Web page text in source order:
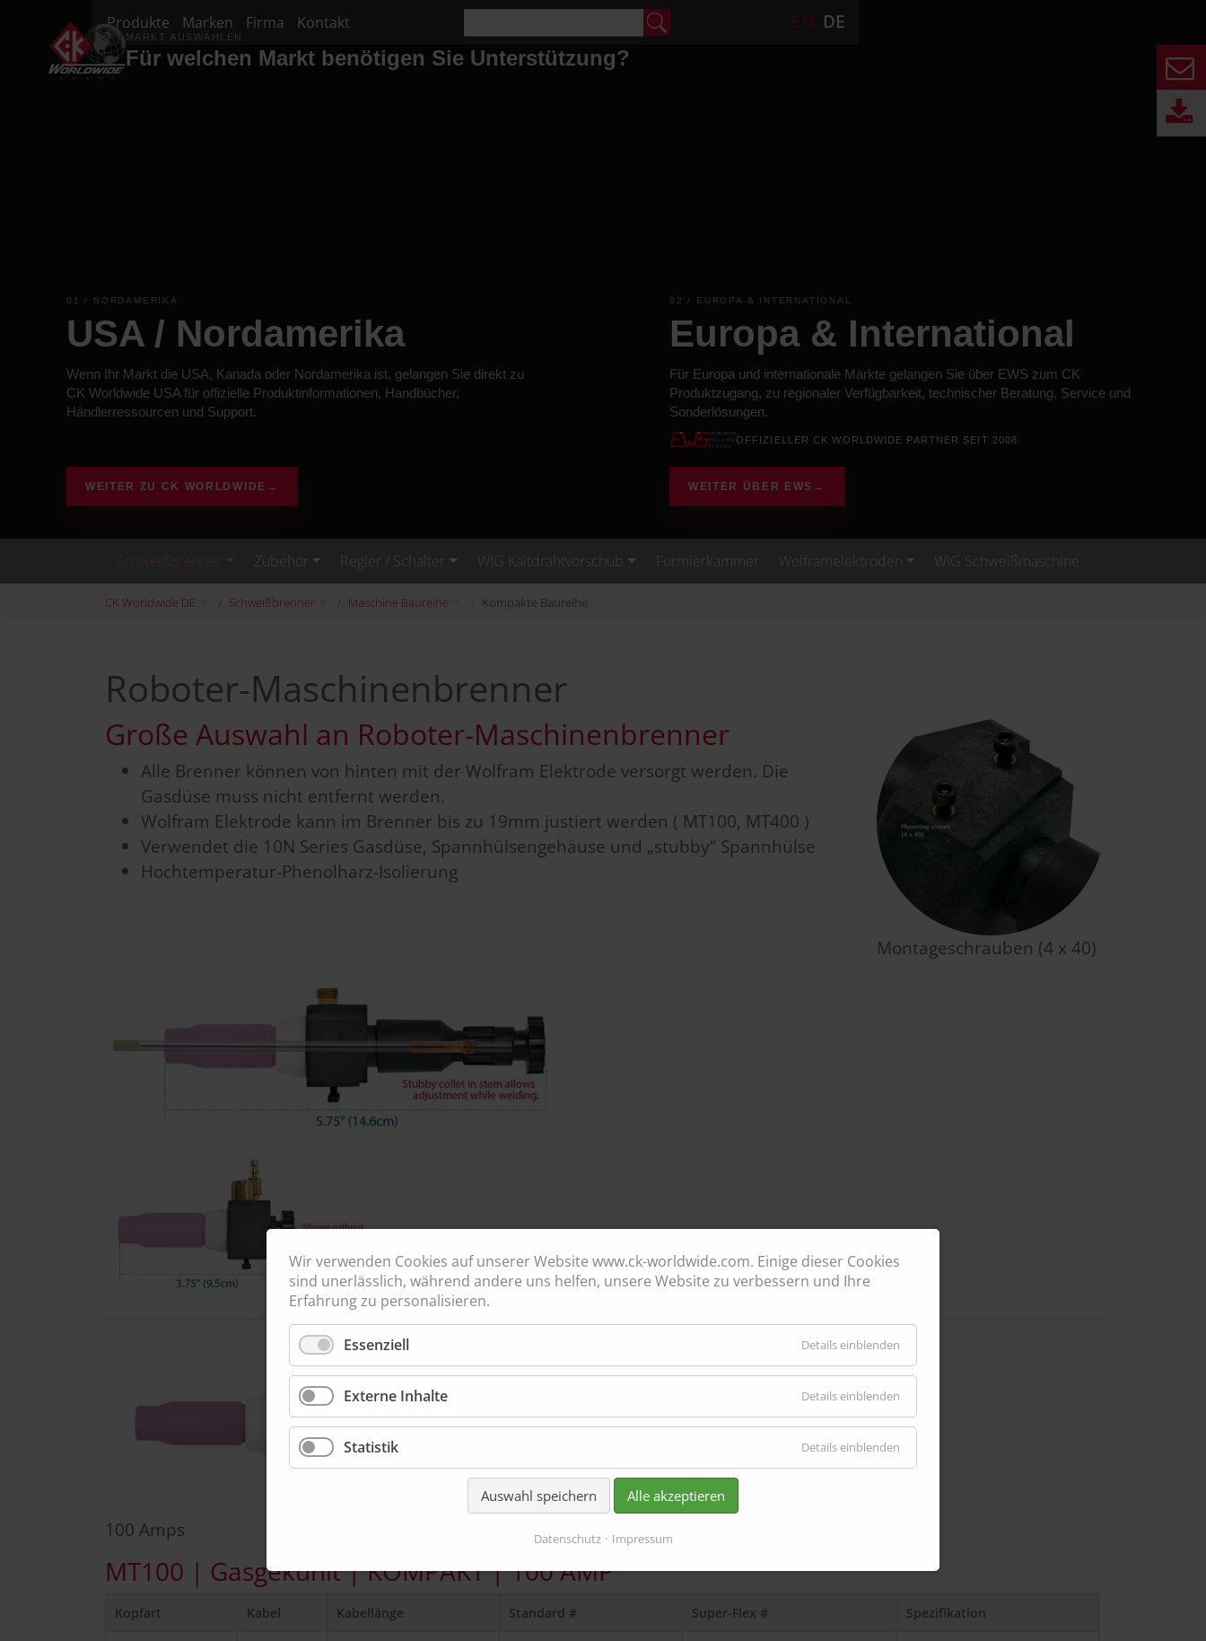
Produkte Marken Firma Kontakt EN DE
MARKT AUSWÄHLEN
Für welchen Markt benötigen Sie Unterstützung?
01 / NORDAMERIKA
USA / Nordamerika
Wenn Ihr Markt die USA, Kanada oder Nordamerika ist, gelangen Sie direkt zu
CK Worldwide USA für offizielle Produktinformationen, Handbücher,
Händlerressourcen und Support.
WEITER ZU CK WORLDWIDE →
02 / EUROPA & INTERNATIONAL
Europa & International
Für Europa und internationale Märkte gelangen Sie über EWS zum CK
Produktzugang, zu regionaler Verfügbarkeit, technischer Beratung, Service und
Sonderlösungen.
OFFIZIELLER CK WORLDWIDE PARTNER SEIT 2008.
WEITER ÜBER EWS →
Schweißbrenner Zubehör Regler / Schalter WIG Kaltdrahtvorschub Formierkammer Wolframelektroden WIG Schweißmaschine
CK Worldwide DE Schweißbrenner Maschine Baureihe Kompakte Baureihe
Roboter-Maschinenbrenner
Montageschrauben (4 x 40)
Große Auswahl an Roboter-Maschinenbrenner
Alle Brenner können von hinten mit der Wolfram Elektrode versorgt werden. Die
Gasdüse muss nicht entfernt werden.
Wolfram Elektrode kann im Brenner bis zu 19mm justiert werden ( MT100, MT400 )
Verwendet die 10N Series Gasdüse, Spannhülsengehäuse und „stubby“ Spannhülse
Hochtemperatur-Phenolharz-Isolierung
100 Amps
MT100 | Gasgekühlt | KOMPAKT | 100 AMP
Kopfart Kabel Kabellänge Standard # Super-Flex # Spezifikation
Wir verwenden Cookies auf unserer Website www.ck-worldwide.com. Einige dieser Cookies
sind unerlässlich, während andere uns helfen, unsere Website zu verbessern und Ihre
Erfahrung zu personalisieren.
Essenziell Details einblenden
Externe Inhalte Details einblenden
Statistik Details einblenden
Auswahl speichern Alle akzeptieren
Datenschutz Impressum